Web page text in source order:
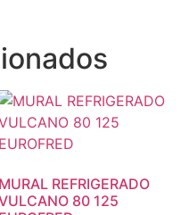
MURAL REFRIGERADO
80 125